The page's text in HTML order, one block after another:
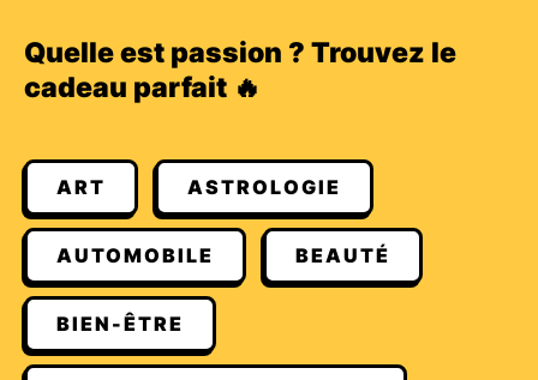
Quelle est passion ? Trouvez le
cadeau parfait 🔥
ART ASTROLOGIE
AUTOMOBILE BEAUTÉ
BIEN-ÊTRE